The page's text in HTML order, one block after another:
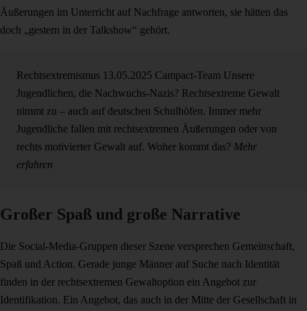
Äußerungen im Unterricht auf Nachfrage antworten, sie hätten das
doch „gestern in der Talkshow“ gehört.
Rechtsextremismus 13.05.2025 Campact-Team Unsere
Jugendlichen, die Nachwuchs-Nazis? Rechtsextreme Gewalt
nimmt zu – auch auf deutschen Schulhöfen. Immer mehr
Jugendliche fallen mit rechtsextremen Äußerungen oder von
rechts motivierter Gewalt auf. Woher kommt das? Mehr
erfahren
Großer Spaß und große Narrative
Die Social-Media-Gruppen dieser Szene versprechen Gemeinschaft,
Spaß und Action. Gerade junge Männer auf Suche nach Identität
finden in der rechtsextremen Gewaltoption ein Angebot zur
Identifikation. Ein Angebot, das auch in der Mitte der Gesellschaft in